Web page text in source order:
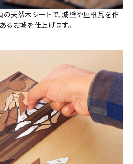
天然木シートで、城壁や屋根瓦を作
るお城を仕上げます。